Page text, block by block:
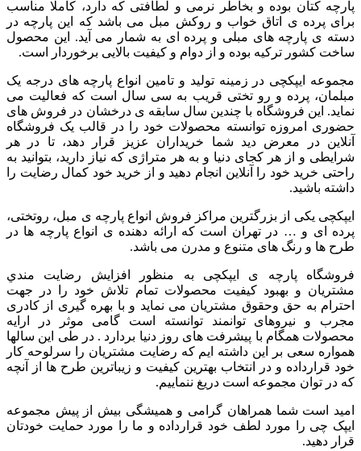
پارچه کتان بوده و بخاطر نرمی و لطافتی که دارد، کاملا مناسب
برای پرده ی اتاق خواب و روکش مبل می باشد که این پارچه در
دسته ی پارچه های مبلی و پرده ای به شمار می آید. این محصول
ساخت کشور ترکیه بوده و از دوام و کیفیت بالایی برخوردار است.
مجموعه ایپکچی در زمینه تولید و تامین انواع پارچه های درجه یک
مبلمان، پرده و رو تختی قریب به سی سال است که فعالیت می
نماید. این فروشگاه با چندین سال سابقه ی درخشان در فروش های
حضوری امروزه توانسته محصولات خود را در قالب یک فروشگاه
آنلاین در معرض دید شما خریداران عزیز قرار دهد، تا در هر
شرایطی و از هر کجای دنیا و به هر متراژی که نیاز دارید، بتوانید به
راحتی خرید خود را آنلاین انجام دهید و از خرید خود کمال رضایت را
داشته باشید.
ایپکچی یکی از بزرگترین مراکز فروش انواع پارچه ی مبل، روتختی،
پرده ای و … در تهران است که ارائه دهنده ی انواع پارچه ها در
طرح ها و رنگ های متنوع و مدرن می باشد.
فروشگاه پارچه ی ایپکچی به منظور افزايش رضايت مندي
مشتريان و بهبود کيفيت محصولات تمام تلاش خود را در جهت
احترام به حق وحقوق مشتريان می نماید و با بهره گیری از کادری
مجرب و نیروهای توانمند توانسته است گامی موثر در ارايه
محصولات همگام با پیشرفت های روز دنیا بردارد . در طی این سالها
همواره سعی بر این داشته ایم که رضایت مشتریان را سرلوحه کار
خود قرارداده و در انتخاب بهترین کیفیت و زیباترین طرح ها از آنچه
که در توان مجموعه است دریغ ننماییم.
امید است شما همراهان گرامی و همیشگی بیش از پیش مجموعه
ایپک چی را مورد لطف خود قرارداده و ما را مورد حمایت خودتان
قرار دهید.